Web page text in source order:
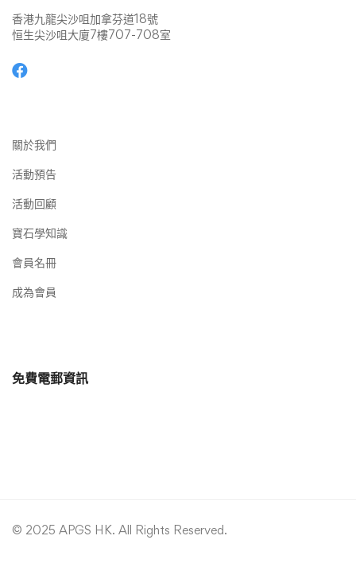
香港九龍尖沙咀加拿芬道18號
恒生尖沙咀大廈7樓707-708室
關於我們
活動預告
活動回顧
寶石學知識
會員名冊
成為會員
免費電郵資訊
© 2025 APGS HK. All Rights Reserved.